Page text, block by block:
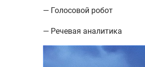
— Голосовой робот
— Речевая аналитика